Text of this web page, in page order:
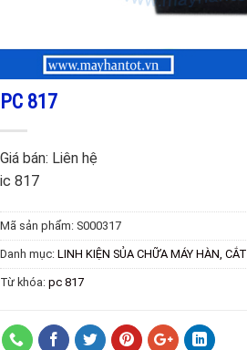
PC 817
Giá bán: Liên hệ
ic 817
Mã sản phẩm: S000317
Danh mục: LINH KIỆN SỦA CHỮA MÁY HÀN, CẮT
Từ khóa: pc 817